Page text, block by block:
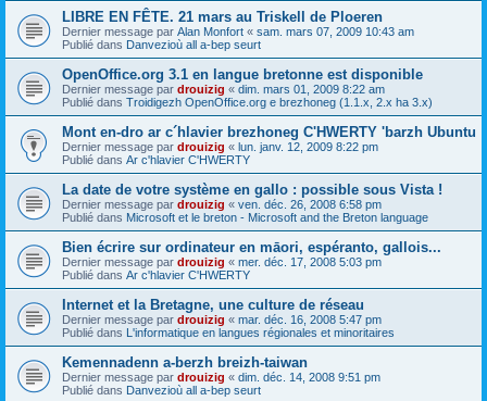
LIBRE EN FÊTE. 21 mars au Triskell de Ploeren
Dernier message par Alan Monfort « sam. mars 07, 2009 10:43 am
Publié dans Danvezioù all a-bep seurt
OpenOffice.org 3.1 en langue bretonne est disponible
Dernier message par drouizig « dim. mars 01, 2009 8:22 am
Publié dans Troidigezh OpenOffice.org e brezhoneg (1.1.x, 2.x ha 3.x)
Mont en-dro ar c´hlavier brezhoneg C'HWERTY 'barzh Ubuntu
Dernier message par drouizig « lun. janv. 12, 2009 8:22 pm
Publié dans Ar c'hlavier C'HWERTY
La date de votre système en gallo : possible sous Vista !
Dernier message par drouizig « ven. déc. 26, 2008 6:58 pm
Publié dans Microsoft et le breton - Microsoft and the Breton language
Bien écrire sur ordinateur en māori, espéranto, gallois...
Dernier message par drouizig « mer. déc. 17, 2008 5:03 pm
Publié dans Ar c'hlavier C'HWERTY
Internet et la Bretagne, une culture de réseau
Dernier message par drouizig « mar. déc. 16, 2008 5:47 pm
Publié dans L'informatique en langues régionales et minoritaires
Kemennadenn a-berzh breizh-taiwan
Dernier message par drouizig « dim. déc. 14, 2008 9:51 pm
Publié dans Danvezioù all a-bep seurt